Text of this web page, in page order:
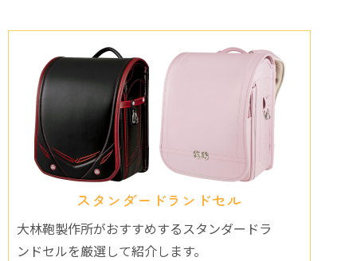
スタンダードランドセル
大林鞄製作所がおすすめするスタンダードラ
ンドセルを厳選して紹介します。